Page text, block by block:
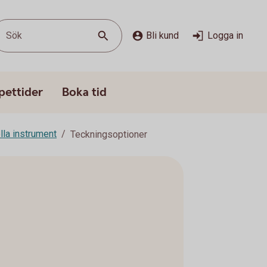
Sök Bli kund Logga in
Boka tid
instrument Teckningsoptioner